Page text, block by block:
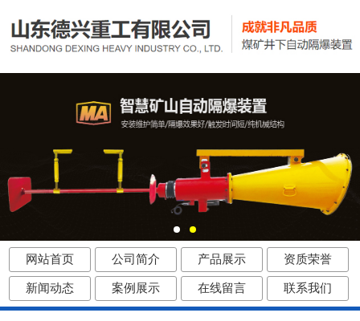
网站首页 公司简介 产品展示 资质荣誉
新闻动态 案例展示 在线留言 联系我们